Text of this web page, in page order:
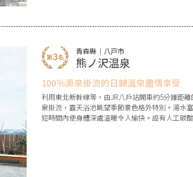
青森縣｜八戸市
熊ノ沢温泉
100％源泉掛流的日歸溫泉盡情享受
利用東北新幹線等，由JR八戶站開車約5分鐘距
泉掛流，露天浴池眺望季節景色格外特別。湯
短時間內使身體深處溫暖令人愉快。設有人工碳
（女性專用）、桑拿等多樣浴池，並備有溫浴後